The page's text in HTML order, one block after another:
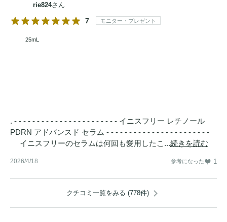
rie824さん
7 モニター・プレゼント
25mL
. - - - - - - - - - - - - - - - - - - - - - - - イニスフリー レチノール
PDRN アドバンスド セラム - - - - - - - - - - - - - - - - - - - - - - -
イニスフリーのセラムは何回も愛用したこ...続きを読む
2026/4/18 参考になった 1
クチコミ一覧をみる (778件)